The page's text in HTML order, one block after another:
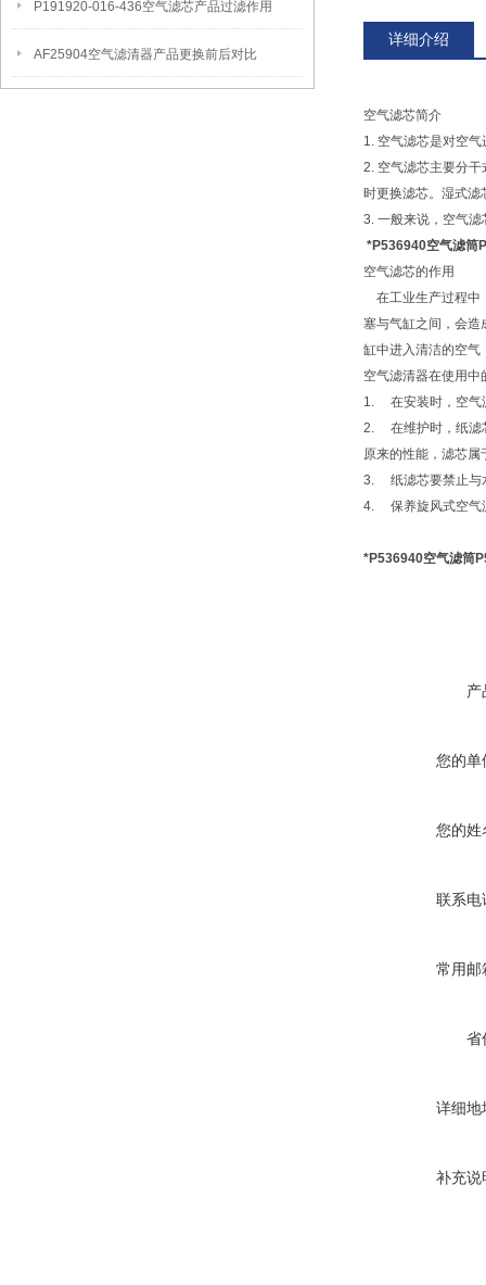
P191920-016-436空气滤芯产品过滤作用
AF25904空气滤清器产品更换前后对比
详细介绍
空气滤芯简介
1. 空气滤芯是对空
2. 空气滤芯主要分
时更换滤芯。湿式
3. 一般来说，空气
*P536940空气滤筒
空气滤芯的作用
在工业生产过程中
塞与气缸之间，会造
缸中进入清洁的空气
空气滤清器在使用中
1. 在安装时，空气
2. 在维护时，纸滤
原来的性能，滤芯
3. 纸滤芯要禁止与
4. 保养旋风式空气
*P536940空气滤筒
产
您的单
您的姓
联系电
常用邮
省
详细地
补充说